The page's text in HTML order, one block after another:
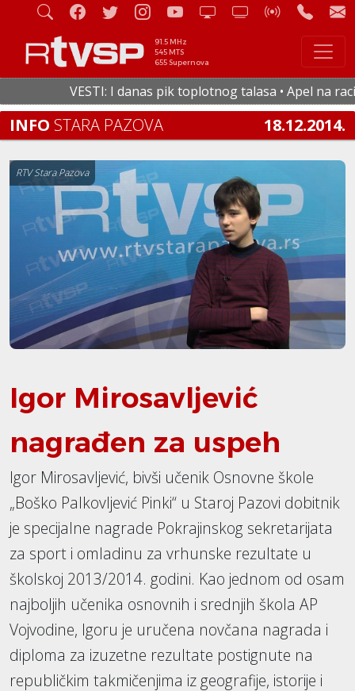
91.5 MHz
545 MTS
655 Supernova
VESTI: I danas pik toplotnog talasa • Apel na
INFO STARA PAZOVA 18.12.2014.
RTV Stara Pazova
Igor Mirosavljević
nagrađen za uspeh
Igor Mirosavljević, bivši učenik Osnovne škole
„Boško Palkovljević Pinki“ u Staroj Pazovi dobitnik
je specijalne nagrade Pokrajinskog sekretarijata
za sport i omladinu za vrhunske rezultate u
školskoj 2013/2014. godini. Kao jednom od osam
najboljih učenika osnovnih i srednjih škola AP
Vojvodine, Igoru je uručena novčana nagrada i
diploma za izuzetne rezultate postignute na
republičkim takmičenjima iz geografije, istorije i